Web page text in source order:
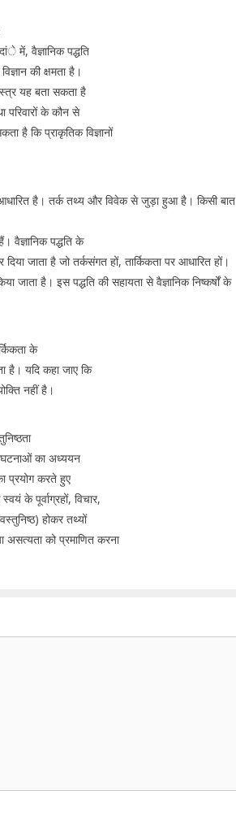
में, वैज्ञानिक पद्धति
की क्षमता है।
यह बता सकता है
परिवारों के कौन से
है कि प्राकृतिक विज्ञानों
है। तर्क तथ्य और विवेक से जुड़ा हुआ है। किसी बात
वैज्ञानिक पद्धति के
जाता है जो तर्कसंगत हों, तार्किकता पर आधारित हों।
जाता है। इस पद्धति की सहायता से वैज्ञानिक निष्कर्षों के
के
है। यदि कहा जाए कि
नहीं है।
घटनाओं का अध्ययन
प्रयोग करते हुए
के पूर्वाग्रहों, विचार,
होकर तथ्यों
असत्यता को प्रमाणित करना